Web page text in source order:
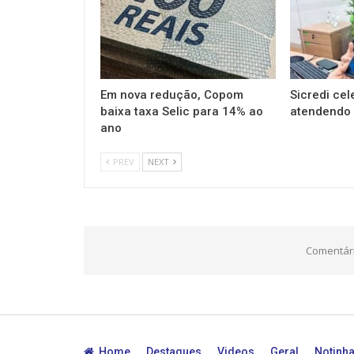
Em nova redução, Copom
baixa taxa Selic para 14% ao
ano
Sicredi
atendendo
PREV NEXT
Home Destaques Videos Geral